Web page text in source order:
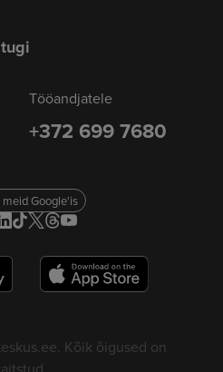
Tööandjatele
+372 699 7680
Google'is
Kõik õigused on